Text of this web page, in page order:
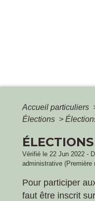
Accueil particuliers
Élections >
ÉLECTIONS
Vérifié le 22 Jun 2022 -
administrative (Première
Pour participer
faut être inscrit